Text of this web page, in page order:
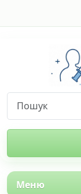
Меню